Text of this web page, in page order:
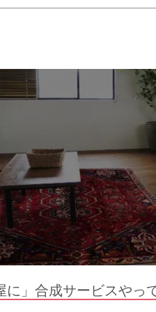
」合成サービスやっ